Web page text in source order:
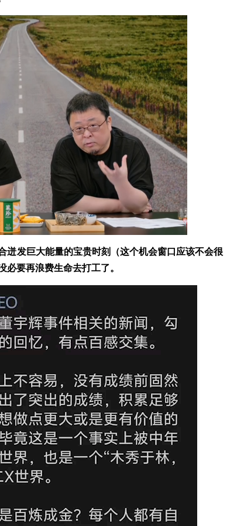
迸发巨大能量的宝贵时刻（这个机会窗口应该不会很
要再浪费生命去打工了。